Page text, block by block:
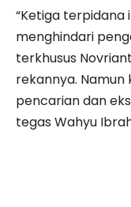
“Ketiga terpidana
menghindari
terkhusus
rekannya.
pencarian dan
tegas Wahyu